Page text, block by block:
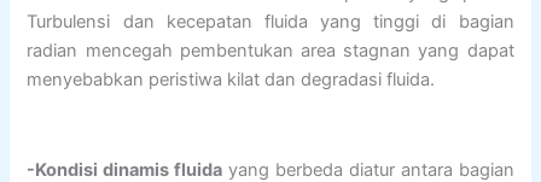
Turbulensi dan kecepatan fluida yang tinggi di bagian
radian mencegah pembentukan area stagnan yang dapat
menyebabkan peristiwa kilat dan degradasi fluida.
-Kondisi dinamis fluida yang berbeda diatur antara bagian